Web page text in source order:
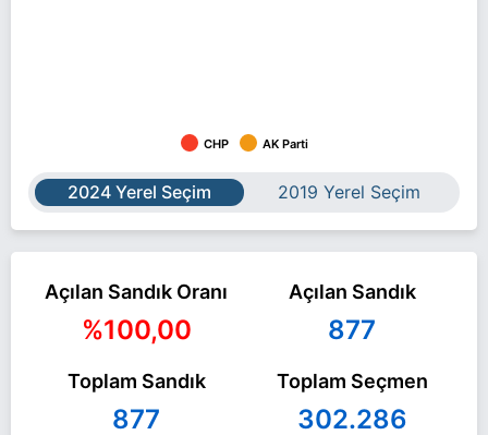
CHP AK Parti
2024 Yerel Seçim 2019 Yerel Seçim
Açılan Sandık Oranı
%100,00
Açılan Sandık
877
Toplam Sandık
877
Toplam Seçmen
302.286